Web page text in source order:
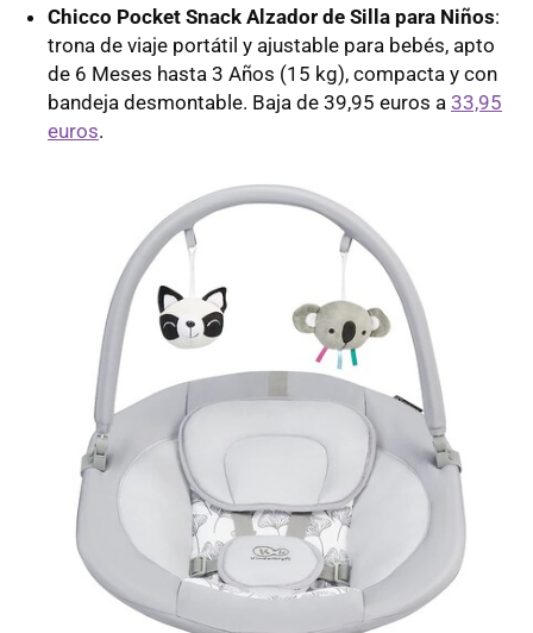
Chicco Pocket Snack Alzador de Silla para Niños:
trona de viaje portátil y ajustable para bebés, apto
de 6 Meses hasta 3 Años (15 kg), compacta y con
bandeja desmontable. Baja de 39,95 euros a 33,95
euros.